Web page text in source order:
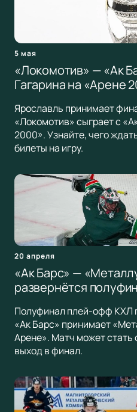
5 мая
«Локомотив» — «Ак
Гагарина на «Арене
Ярославль принимает
«Локомотив» сыграет с
2000». Узнайте, чего
билеты на игру.
20 апреля
«Ак Барс» —
развернётся
Полуфинал плей-офф КХЛ
«Ак Барс» принимает
Арене». Матч может
выход в финал.